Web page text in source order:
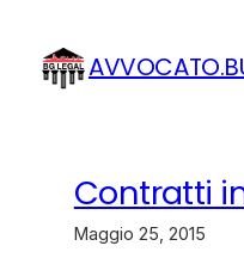
contenuto
Contratti
Maggio 25, 2015